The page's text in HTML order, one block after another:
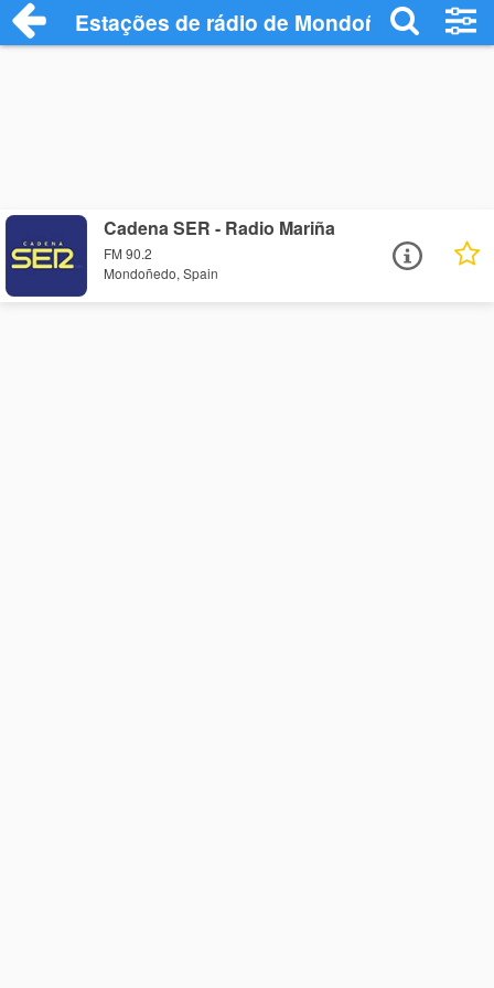
Estações de rádio de Mondoñedo -
Cadena SER - Radio Mariña
FM 90.2
Mondoñedo, Spain